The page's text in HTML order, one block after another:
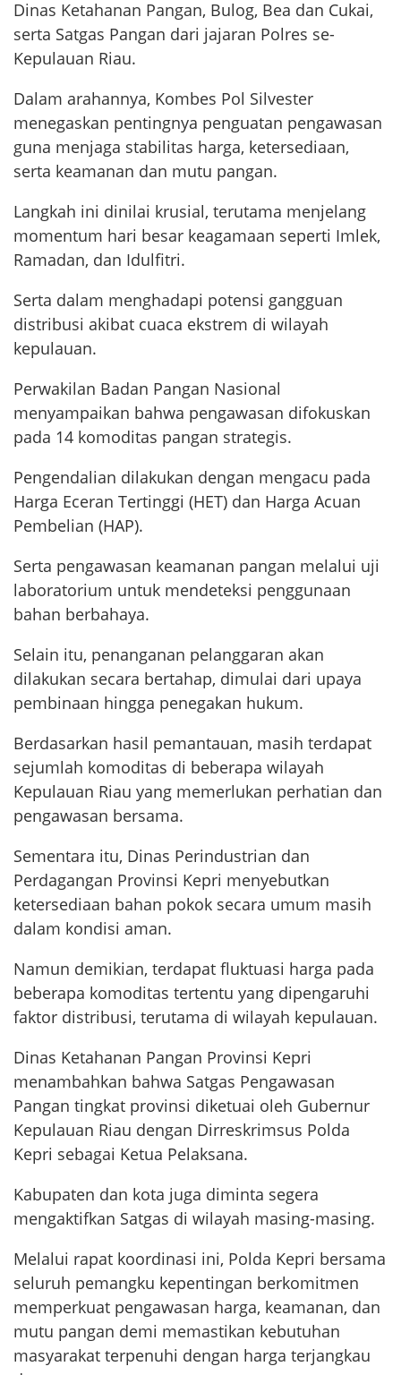
Dinas Ketahanan Pangan, Bulog, Bea dan Cukai,
serta Satgas Pangan dari jajaran Polres se-
Kepulauan Riau.
Dalam arahannya, Kombes Pol Silvester
menegaskan pentingnya penguatan pengawasan
guna menjaga stabilitas harga, ketersediaan,
serta keamanan dan mutu pangan.
Langkah ini dinilai krusial, terutama menjelang
momentum hari besar keagamaan seperti Imlek,
Ramadan, dan Idulfitri.
Serta dalam menghadapi potensi gangguan
distribusi akibat cuaca ekstrem di wilayah
kepulauan.
Perwakilan Badan Pangan Nasional
menyampaikan bahwa pengawasan difokuskan
pada 14 komoditas pangan strategis.
Pengendalian dilakukan dengan mengacu pada
Harga Eceran Tertinggi (HET) dan Harga Acuan
Pembelian (HAP).
Serta pengawasan keamanan pangan melalui uji
laboratorium untuk mendeteksi penggunaan
bahan berbahaya.
Selain itu, penanganan pelanggaran akan
dilakukan secara bertahap, dimulai dari upaya
pembinaan hingga penegakan hukum.
Berdasarkan hasil pemantauan, masih terdapat
sejumlah komoditas di beberapa wilayah
Kepulauan Riau yang memerlukan perhatian dan
pengawasan bersama.
Sementara itu, Dinas Perindustrian dan
Perdagangan Provinsi Kepri menyebutkan
ketersediaan bahan pokok secara umum masih
dalam kondisi aman.
Namun demikian, terdapat fluktuasi harga pada
beberapa komoditas tertentu yang dipengaruhi
faktor distribusi, terutama di wilayah kepulauan.
Dinas Ketahanan Pangan Provinsi Kepri
menambahkan bahwa Satgas Pengawasan
Pangan tingkat provinsi diketuai oleh Gubernur
Kepulauan Riau dengan Dirreskrimsus Polda
Kepri sebagai Ketua Pelaksana.
Kabupaten dan kota juga diminta segera
mengaktifkan Satgas di wilayah masing-masing.
Melalui rapat koordinasi ini, Polda Kepri bersama
seluruh pemangku kepentingan berkomitmen
memperkuat pengawasan harga, keamanan, dan
mutu pangan demi memastikan kebutuhan
masyarakat terpenuhi dengan harga terjangkau